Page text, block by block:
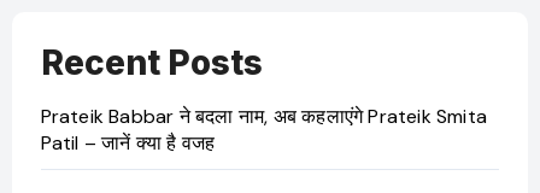
Recent Posts
Prateik Babbar ने बदला नाम, अब कहलाएंगे Prateik Smita
Patil – जानें क्या है वजह